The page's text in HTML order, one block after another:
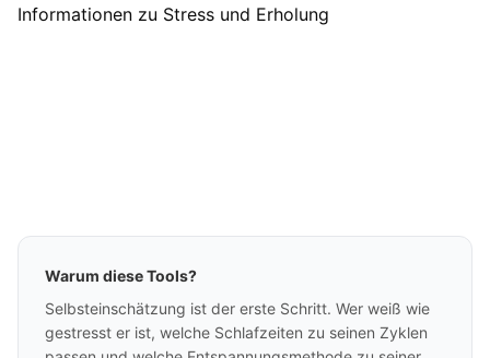
Warum diese Tools?
Selbsteinschätzung ist der erste Schritt. Wer weiß wie
gestresst er ist, welche Schlafzeiten zu seinen Zyklen